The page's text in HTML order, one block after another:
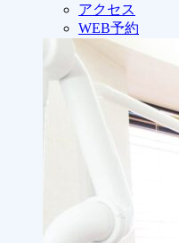
アクセス
WEB予約